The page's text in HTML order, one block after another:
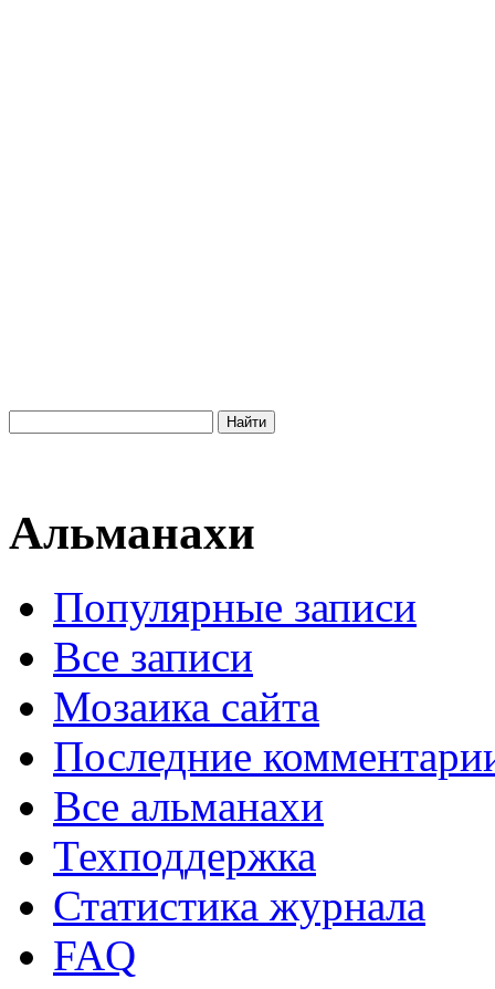
Альманахи
Популярные записи
Все записи
Мозаика сайта
Последние
Все альманахи
Техподдержка
Статистика журнала
FAQ